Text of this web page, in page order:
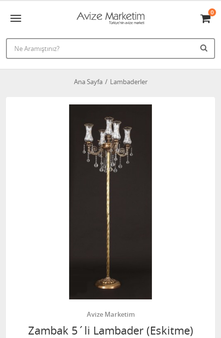
0
Ana Sayfa Lambaderler
Avize Marketim
Zambak 5´li Lambader (Eskitme)